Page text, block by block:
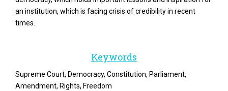
an institution, which is facing crisis of credibility in recent
times.
Keywords
Supreme Court, Democracy, Constitution, Parliament,
Amendment, Rights, Freedom